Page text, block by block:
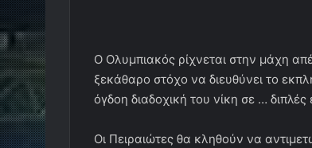
Ο Ολυμπιακός ρίχνεται στην μάχη
ξεκάθαρο στόχο να διευθύνει το
όγδοη διαδοχική του νίκη σε …
Οι Πειραιώτες θα κληθούν να